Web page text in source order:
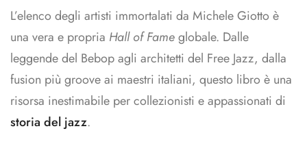
L’elenco degli artisti immortalati da Michele Giotto è
una vera e propria Hall of Fameglobale. Dalle
leggende del Bebop agli architetti del Free Jazz, dalla
fusion più groove ai maestri italiani, questo libro è una
risorsa inestimabile per collezionisti e appassionati di
storia del jazz.